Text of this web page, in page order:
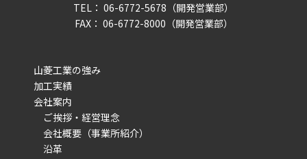
TEL： 06-6772-5678（開発営業部）
FAX： 06-6772-8000（開発営業部）
山菱工業の強み
加工実績
会社案内
ご挨拶・経営理念
会社概要（事業所紹介）
沿革